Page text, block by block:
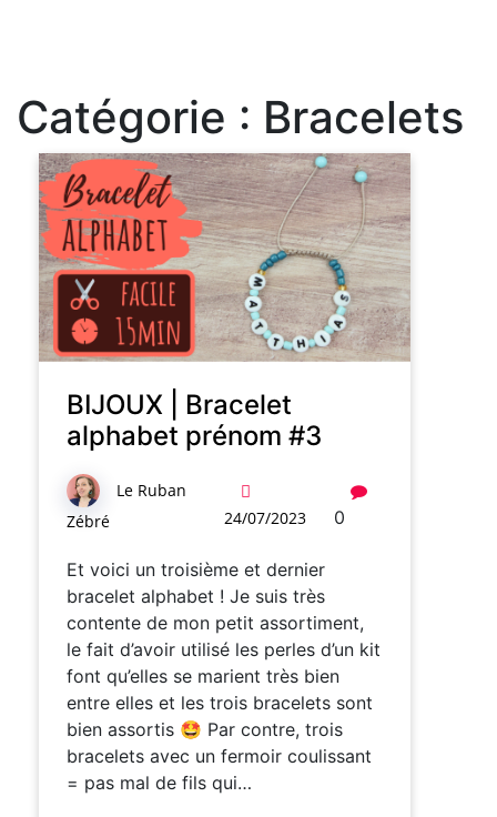
Catégorie : Bracelets
BIJOUX | Bracelet
alphabet prénom #3
Le Ruban
Zébré
24/07/2023 0
Et voici un troisième et dernier
bracelet alphabet ! Je suis très
contente de mon petit assortiment,
le fait d’avoir utilisé les perles d’un kit
font qu’elles se marient très bien
entre elles et les trois bracelets sont
bien assortis 🤩 Par contre, trois
bracelets avec un fermoir coulissant
= pas mal de fils qui…